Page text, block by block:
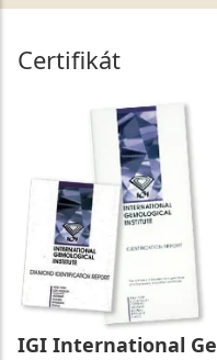
Certifikát
IGI International